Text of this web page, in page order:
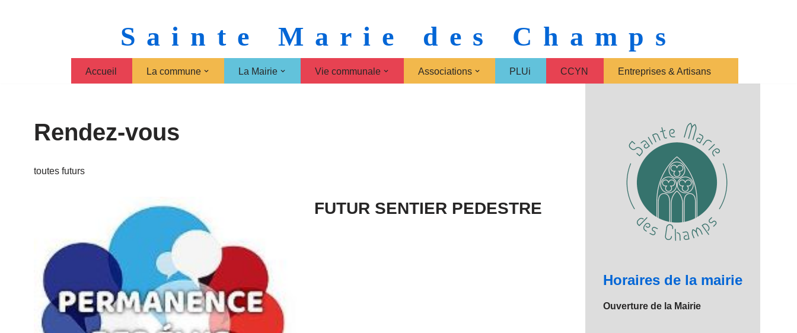
Sainte Marie des Champs
Accueil La commune La Mairie Vie communale Associations PLUi CCYN Entreprises & Artisans
Rendez-vous
toutes futurs
FUTUR SENTIER PEDESTRE
Horaires de la mairie
Ouverture de la Mairie